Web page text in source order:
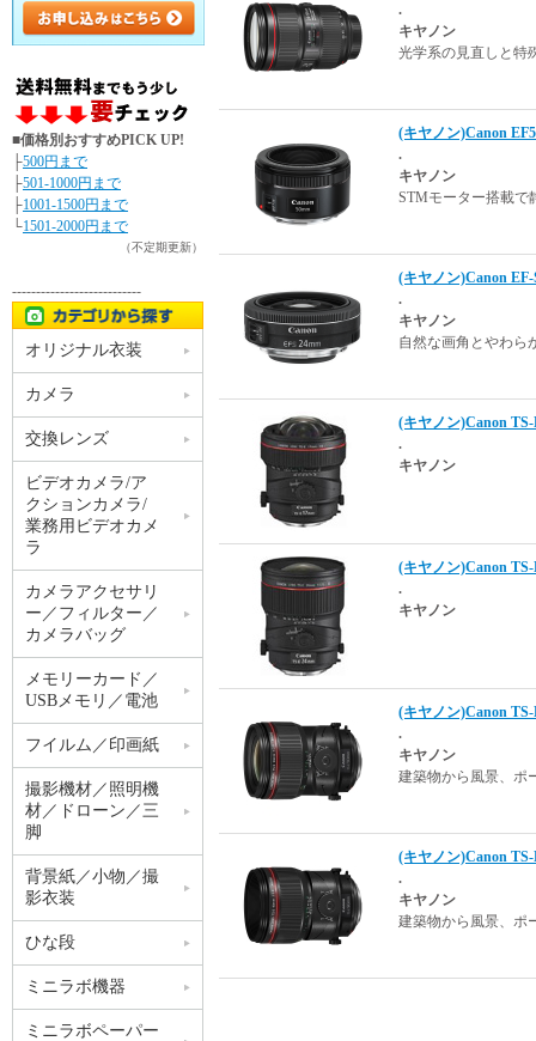
.
キヤノン
光学系の見直しと特
(キヤノン)Canon
.
キヤノン
STMモーター搭載で
(キヤノン)Canon
.
キヤノン
自然な画角とやわら
(キヤノン)Canon
.
キヤノン
(キヤノン)Canon
.
キヤノン
(キヤノン)Canon
.
キヤノン
建築物から風景、ポ
(キヤノン)Canon
.
キヤノン
建築物から風景、ポ
■価格別おすすめPICK UP!
├500円まで
├501-1000円まで
├1001-1500円まで
└1501-2000円まで
（不定期更新）
---------------------------
オリジナル衣装
カメラ
交換レンズ
ビデオカメラ/ア
クションカメラ/
業務用ビデオカメ
ラ
カメラアクセサリ
ー／フィルター／
カメラバッグ
メモリーカード／
USBメモリ／電池
フイルム／印画紙
撮影機材／照明機
材／ドローン／三
脚
背景紙／小物／撮
影衣装
ひな段
ミニラボ機器
ミニラボペーパー